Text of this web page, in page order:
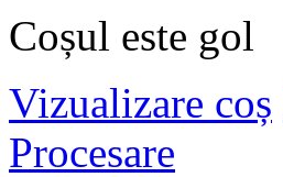
Coșul este gol
Vizualizare coș
Procesare